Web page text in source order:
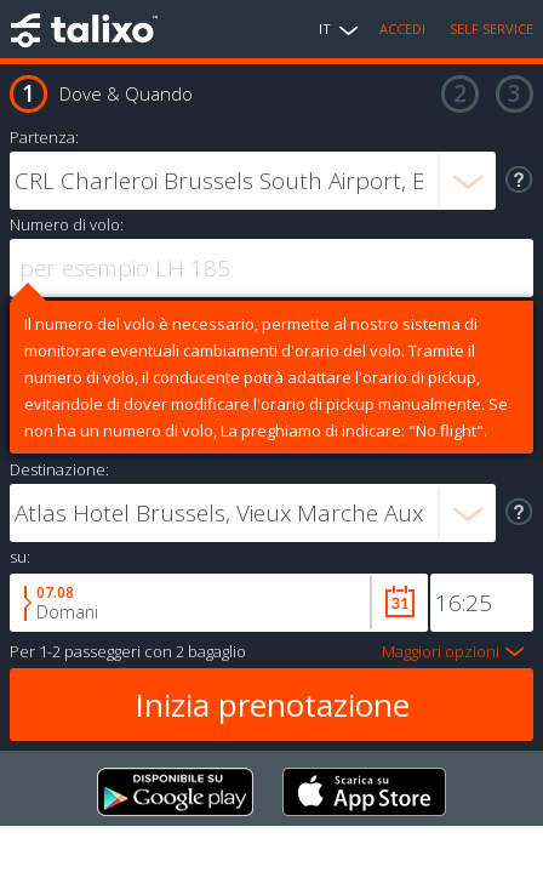
IT ACCEDI SELF SERVICE
Dove & Quando
Partenza:
Numero di volo:
Il numero del volo è necessario, permette al nostro sistema di
monitorare eventuali cambiamenti d'orario del volo. Tramite il
numero di volo, il conducente potrà adattare l'orario di pickup,
evitandole di dover modificare l'orario di pickup manualmente. Se
non ha un numero di volo, La preghiamo di indicare: "No flight".
Destinazione:
su:
07.08
Domani
Per 1-2 passeggeri con 2 bagaglio Maggiori opzioni